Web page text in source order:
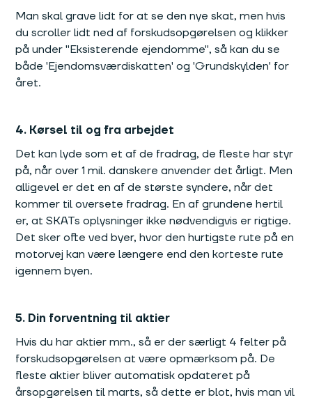
Man skal grave lidt for at se den nye skat, men hvis
du scroller lidt ned af forskudsopgørelsen og klikker
på under "Eksisterende ejendomme", så kan du se
både 'Ejendomsværdiskatten' og 'Grundskylden' for
året.
4. Kørsel til og fra arbejdet
Det kan lyde som et af de fradrag, de fleste har styr
på, når over 1 mil. danskere anvender det årligt. Men
alligevel er det en af de største syndere, når det
kommer til oversete fradrag. En af grundene hertil
er, at SKATs oplysninger ikke nødvendigvis er rigtige.
Det sker ofte ved byer, hvor den hurtigste rute på en
motorvej kan være længere end den korteste rute
igennem byen.
5. Din forventning til aktier
Hvis du har aktier mm., så er der særligt 4 felter på
forskudsopgørelsen at være opmærksom på. De
fleste aktier bliver automatisk opdateret på
årsopgørelsen til marts, så dette er blot, hvis man vil